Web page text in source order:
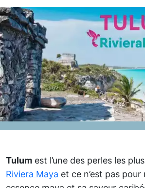
Tulum est l’une des perles les
Riviera Maya et ce n’est pas pour